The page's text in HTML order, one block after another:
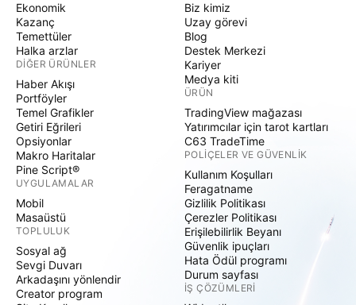
Ekonomik
Kazanç
Temettüler
Halka arzlar
DIĞER ÜRÜNLER
Haber Akışı
Portföyler
Temel Grafikler
Getiri Eğrileri
Opsiyonlar
Makro Haritalar
Pine Script®
UYGULAMALAR
Mobil
Masaüstü
TOPLULUK
Sosyal ağ
Sevgi Duvarı
Arkadaşını yönlendir
Creator program
Biz kimiz
Uzay görevi
Blog
Destek Merkezi
Kariyer
Medya kiti
ÜRÜN
TradingView mağazası
Yatırımcılar için tarot kartları
C63 TradeTime
POLIÇELER VE GÜVENLIK
Kullanım Koşulları
Feragatname
Gizlilik Politikası
Çerezler Politikası
Erişilebilirlik Beyanı
Güvenlik ipuçları
Hata Ödül programı
Durum sayfası
İŞ ÇÖZÜMLERI